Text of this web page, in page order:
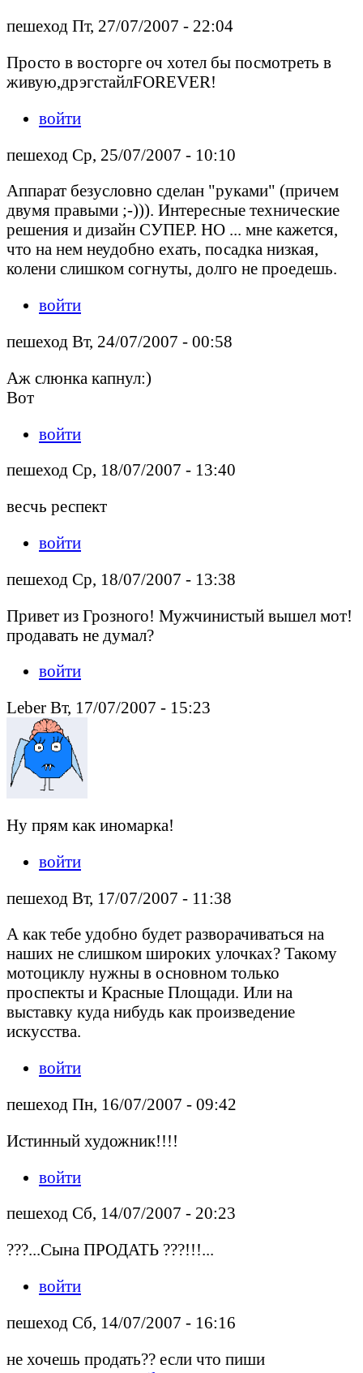
пешеход Пт, 27/07/2007 - 22:04
Просто в восторге оч хотел бы посмотреть в
живую,дрэгстайлFOREVER!
войти
пешеход Ср, 25/07/2007 - 10:10
Аппарат безусловно сделан "руками" (причем
двумя правыми ;-))). Интересные технические
решения и дизайн СУПЕР. НО ... мне кажется,
что на нем неудобно ехать, посадка низкая,
колени слишком согнуты, долго не проедешь.
войти
пешеход Вт, 24/07/2007 - 00:58
Аж слюнка капнул:)
Вот
войти
пешеход Ср, 18/07/2007 - 13:40
весчь респект
войти
пешеход Ср, 18/07/2007 - 13:38
Привет из Грозного! Мужчинистый вышел мот!
продавать не думал?
войти
Leber Вт, 17/07/2007 - 15:23
Ну прям как иномарка!
войти
пешеход Вт, 17/07/2007 - 11:38
А как тебе удобно будет разворачиваться на
наших не слишком широких улочках? Такому
мотоциклу нужны в основном только
проспекты и Красные Площади. Или на
выставку куда нибудь как произведение
искусства.
войти
пешеход Пн, 16/07/2007 - 09:42
Истинный художник!!!!
войти
пешеход Сб, 14/07/2007 - 20:23
???...Сына ПРОДАТЬ ???!!!...
войти
пешеход Сб, 14/07/2007 - 16:16
не хочешь продать?? если что пиши